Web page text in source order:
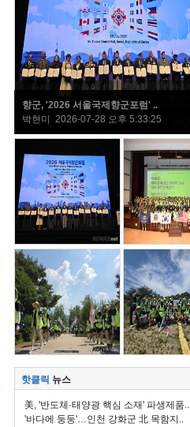
향군, '2026 서울국제향군포럼' ..
박현미 2026-07-28 오후 5:33:25
핫클릭 뉴스
美, '반도체·태양광 핵심 소재' 파생제품..
'바다에 둥둥'…인천 강화군 北 목함지..